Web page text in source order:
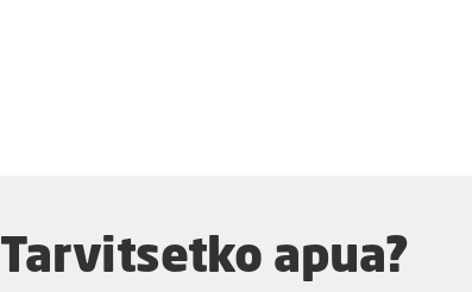
Tarvitsetko apua?